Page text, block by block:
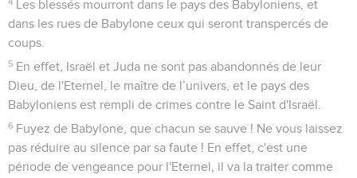
Les blessés mourront dans le pays des Babyloniens, et
dans les rues de Babylone ceux qui seront transpercés de
coups.
5 En effet, Israël et Juda ne sont pas abandonnés de leur
Dieu, de l'Eternel, le maître de l’univers, et le pays des
Babyloniens est rempli de crimes contre le Saint d'Israël.
6 Fuyez de Babylone, que chacun se sauve ! Ne vous laissez
pas réduire au silence par sa faute ! En effet, c'est une
période de vengeance pour l'Eternel, il va la traiter comme